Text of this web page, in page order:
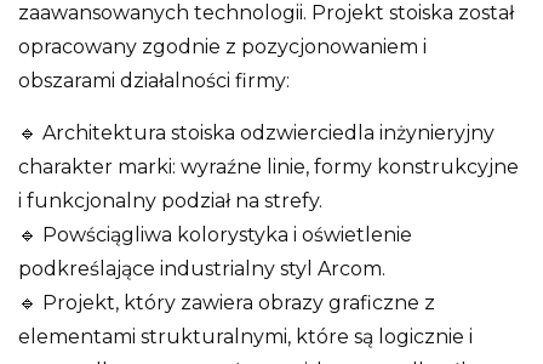
zaawansowanych technologii. Projekt stoiska został
opracowany zgodnie z pozycjonowaniem i
obszarami działalności firmy:
🔹 Architektura stoiska odzwierciedla inżynieryjny
charakter marki: wyraźne linie, formy konstrukcyjne
i funkcjonalny podział na strefy.
🔹 Powściągliwa kolorystyka i oświetlenie
podkreślające industrialny styl Arcom.
🔹 Projekt, który zawiera obrazy graficzne z
elementami strukturalnymi, które są logicznie i